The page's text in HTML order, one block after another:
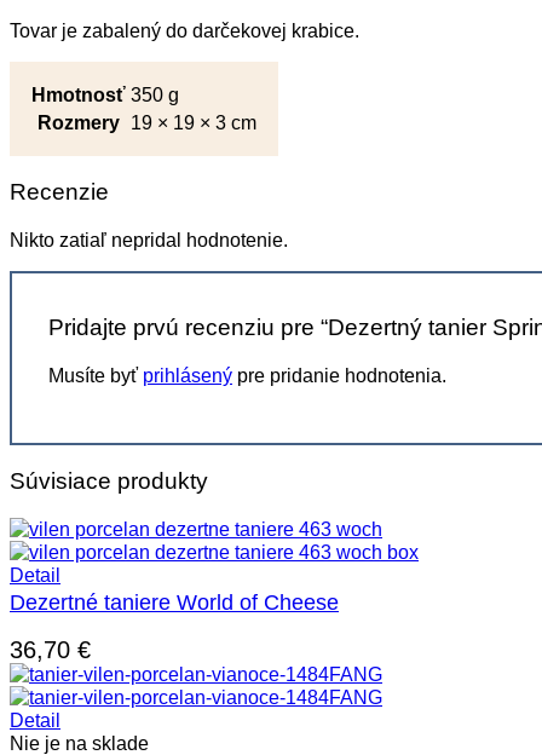
Tovar je zabalený do darčekovej krabice.
Hmotnosť 350 g
Rozmery 19 × 19 × 3 cm
Recenzie
Nikto zatiaľ nepridal hodnotenie.
Pridajte prvú recenziu pre “Dezertný tanier
Musíte byť prihlásený pre pridanie hodnotenia.
Súvisiace produkty
Detail
Dezertné taniere World of Cheese
36,70 €
Detail
Nie je na sklade